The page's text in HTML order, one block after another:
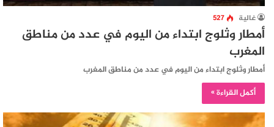
غالية 527
أمطار وثلوج ابتداء من اليوم في عدد من مناطق
المغرب
أمطار وثلوج ابتداء من اليوم في عدد من مناطق المغرب
أكمل القراءة »